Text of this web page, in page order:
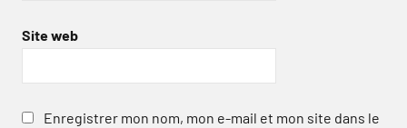
Site web
Enregistrer mon nom, mon e-mail et mon site dans le